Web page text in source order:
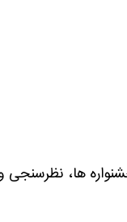
ها، نظرسنجی